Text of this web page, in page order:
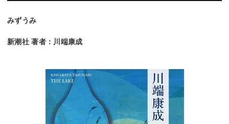
みずうみ
新潮社 著者：川端康成